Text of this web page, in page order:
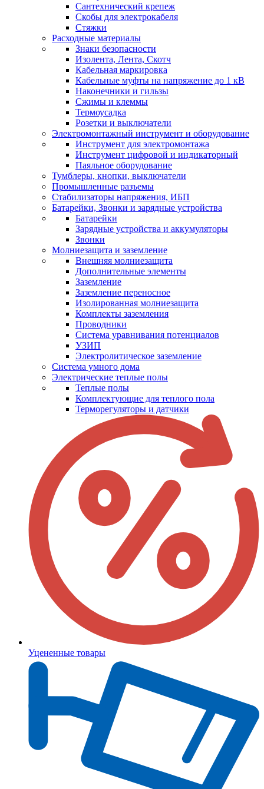
Сантехнический крепеж
Скобы для электрокабеля
Стяжки
Расходные материалы
Знаки безопасности
Изолента, Лента, Скотч
Кабельная маркировка
Кабельные муфты на напряжение до 1 кВ
Наконечники и гильзы
Сжимы и клеммы
Термоусадка
Розетки и выключатели
Электромонтажный инструмент и оборудование
Инструмент для электромонтажа
Инструмент цифровой и индикаторный
Паяльное оборудование
Тумблеры, кнопки, выключатели
Промышленные разъемы
Стабилизаторы напряжения, ИБП
Батарейки, Звонки и зарядные устройства
Батарейки
Зарядные устройства и аккумуляторы
Звонки
Молниезащита и заземление
Внешняя молниезащита
Дополнительные элементы
Заземление
Заземление переносное
Изолированная молниезащита
Комплекты заземления
Проводники
Система уравнивания потенциалов
УЗИП
Электролитическое заземление
Система умного дома
Электрические теплые полы
Теплые полы
Комплектующие для теплого пола
Терморегуляторы и датчики
Уцененные товары